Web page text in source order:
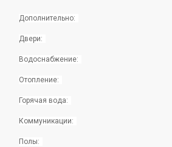
Дополнительно:
Двери:
Водоснабжение:
Отопление:
Горячая вода:
Коммуникации:
Полы: